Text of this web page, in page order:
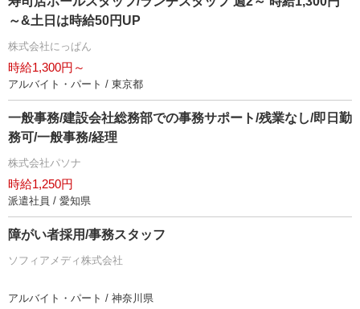
～&土日は時給50円UP
株式会社にっぱん
時給1,300円～
アルバイト・パート / 東京都
一般事務/建設会社総務部での事務サポート/残業なし/即日勤
務可/一般事務/経理
株式会社パソナ
時給1,250円
派遣社員 / 愛知県
障がい者採用/事務スタッフ
ソフィアメディ株式会社
アルバイト・パート / 神奈川県